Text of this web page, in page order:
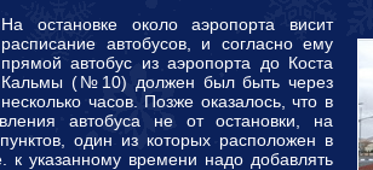
На остановке около аэропорта висит
расписание автобусов, и согласно ему
прямой автобус из аэропорта до Коста
Кальмы (№10) должен был быть через
несколько часов. Позже оказалось, что в
автобуса не от остановки, на
один из которых расположен в
к указанному времени надо добавлять